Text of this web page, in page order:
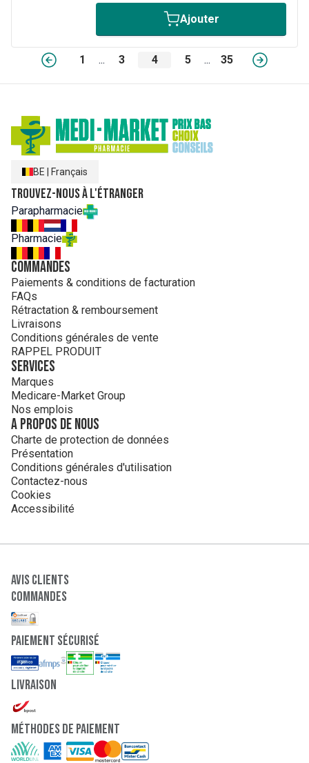
Ajouter
1 ... 3 4 5 ... 35
BE Français
Trouvez-nous à l'étranger
Parapharmacie
Pharmacie
Commandes
Paiements & conditions de facturation
FAQs
Rétractation & remboursement
Livraisons
Conditions générales de vente
RAPPEL PRODUIT
Services
Marques
Medicare-Market Group
Nos emplois
A propos de nous
Charte de protection de données
Présentation
Conditions générales d'utilisation
Contactez-nous
Cookies
Accessibilité
Avis clients
Commandes
paiement sécurisé
Livraison
Méthodes de paiement